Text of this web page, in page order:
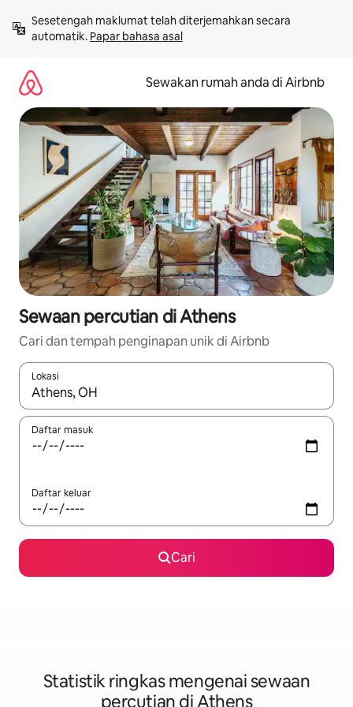
kandungan
Sesetengah maklumat telah diterjemahkan secara
automatik. Papar bahasa asal
Sewakan rumah anda di Airbnb
Sewaan percutian di Athens
Cari dan tempah penginapan unik di Airbnb
Lokasi
Apabila hasil tersedia, navigasi dengan kekunci anak panah
Daftar masuk
Daftar keluar
Cari
Statistik ringkas mengenai sewaan
percutian di Athens